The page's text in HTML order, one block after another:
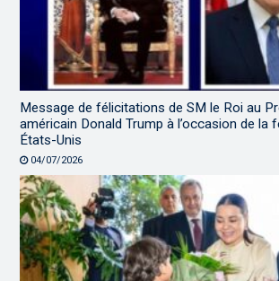
Message de félicitations de SM le Roi au
américain Donald Trump à l’occasion de la
États-Unis
04/07/2026